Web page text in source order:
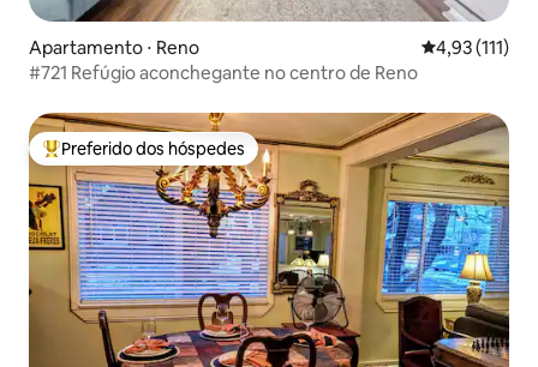
Apartamento ⋅ Reno 4,93 de uma
4,93 (111)
#721 Refúgio aconchegante no centro de Reno
Entre os melhores preferidos dos hóspedes
Preferido dos hóspedes